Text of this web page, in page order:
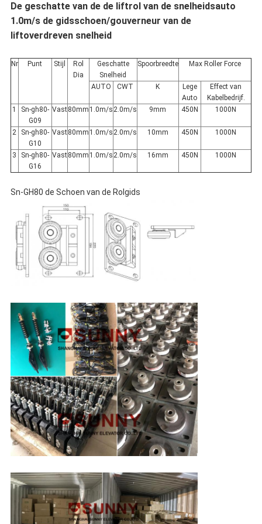
De geschatte van de de liftrol van de snelheidsauto
1.0m/s de gidsschoen/gouverneur van de
liftoverdreven snelheid
Nr Punt Stijl
Rol
Dia
Geschatte
Snelheid
Spoorbreedte Max Roller Force
AUTO CWT K
Lege
Auto
Effect van
Kabelbedrijf.
1
Sn-gh80-
G09
Vast80mm 1.0m/s2.0m/s 9mm 450N 1000N
2
Sn-gh80-
G10
Vast80mm 1.0m/s2.0m/s 10mm 450N 1000N
3
Sn-gh80-
G16
Vast80mm 1.0m/s2.0m/s 16mm 450N 1000N
Sn-GH80 de Schoen van de Rolgids